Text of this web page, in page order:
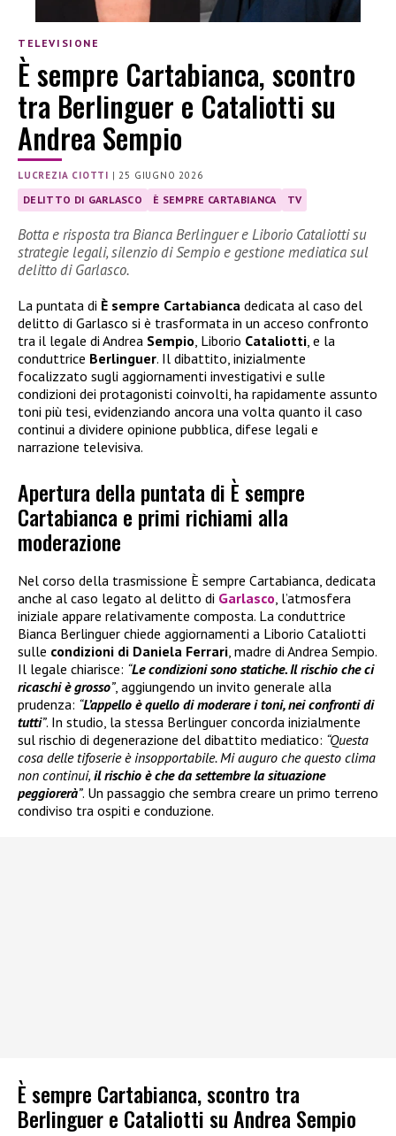
TELEVISIONE
È sempre Cartabianca, scontro
tra Berlinguer e Cataliotti su
Andrea Sempio
LUCREZIA CIOTTI | 25 GIUGNO 2026
DELITTO DI GARLASCO È SEMPRE CARTABIANCA TV
Botta e risposta tra Bianca Berlinguer e Liborio Cataliotti su
strategie legali, silenzio di Sempio e gestione mediatica sul
delitto di Garlasco.
La puntata di È sempre Cartabianca dedicata al caso del
delitto di Garlasco si è trasformata in un acceso confronto
tra il legale di Andrea Sempio, Liborio Cataliotti, e la
conduttrice Berlinguer. Il dibattito, inizialmente
focalizzato sugli aggiornamenti investigativi e sulle
condizioni dei protagonisti coinvolti, ha rapidamente assunto
toni più tesi, evidenziando ancora una volta quanto il caso
continui a dividere opinione pubblica, difese legali e
narrazione televisiva.
Apertura della puntata di È sempre
Cartabianca e primi richiami alla
moderazione
Nel corso della trasmissione È sempre Cartabianca, dedicata
anche al caso legato al delitto di Garlasco , l’atmosfera
iniziale appare relativamente composta. La conduttrice
Bianca Berlinguer chiede aggiornamenti a Liborio Cataliotti
sulle condizioni di Daniela Ferrari , madre di Andrea Sempio.
Il legale chiarisce: “Le condizioni sono statiche. Il rischio che ci
ricaschi è grosso”, aggiungendo un invito generale alla
prudenza: “L’appello è quello di moderare i toni, nei confronti di
tutti”. In studio, la stessa Berlinguer concorda inizialmente
sul rischio di degenerazione del dibattito mediatico: “Questa
cosa delle tifoserie è insopportabile. Mi auguro che questo clima
non continui, il rischio è che da settembre la situazione
peggiorerà”. Un passaggio che sembra creare un primo terreno
condiviso tra ospiti e conduzione.
È sempre Cartabianca, scontro tra
Berlinguer e Cataliotti su Andrea Sempio